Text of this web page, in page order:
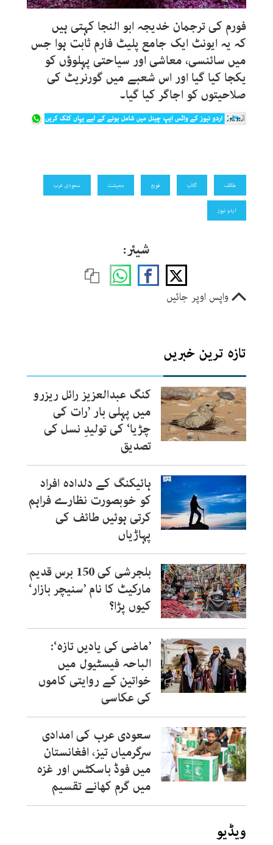
فورم کی ترجمان خدیجہ ابو النجا کہتی ہیں
کہ یہ ایونٹ ایک جامع پلیٹ فارم ثابت ہوا جس
میں سائنسی، معاشی اور سیاحتی پہلوؤں کو
یکجا کیا گیا اور اس شعبے میں گورنریٹ کی
صلاحیتوں کو اجاگر کیا گیا۔
طائف گلاب فورم معیشت سعودی عرب
اردو نیوز
شیئر:
واپس اوپر جائیں
تازہ ترین خبریں
کنگ عبدالعزیز رائل ریزرو
میں پہلی بار ’رات کی
چڑیا‘ کی تولیدِ نسل کی
تصدیق
ہائیکنگ کے دلدادہ افراد
کو خوبصورت نظارے فراہم
کرتی ہوئیں طائف کی
پہاڑیاں
بلجرشی کی 150 برس قدیم
مارکیٹ کا نام ’سنیچر بازار‘
کیوں پڑا؟
’ماضی کی یادیں تازہ‘:
الباحہ فیسٹیول میں
خواتین کے روایتی کاموں
کی عکاسی
سعودی عرب کی امدادی
سرگرمیاں تیز، افغانستان
میں فوڈ باسکٹس اور غزہ
میں گرم کھانے تقسیم
ویڈیو